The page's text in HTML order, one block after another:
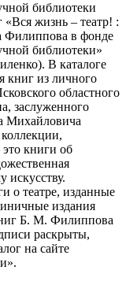
библиотеки
«Вся жизнь – театр! :
Филиппова в фонде
библиотеки»
В каталоге
книг из личного
областного
заслуженного
Михайловича
книги об
искусству.
о театре, изданные
издания
Б. М. Филиппова
раскрыты,
на сайте